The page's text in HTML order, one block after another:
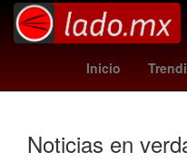
Inicio santa
Noticias en